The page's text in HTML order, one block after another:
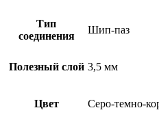
Тип
соединения
Шип-паз
Полезный слой 3,5 мм
Цвет Серо-темно-